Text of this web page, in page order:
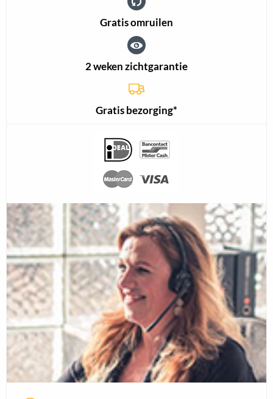
Gratis omruilen
2 weken zichtgarantie
Gratis bezorging*